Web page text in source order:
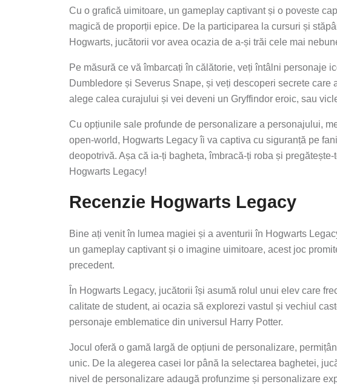
Cu o grafică uimitoare, un gameplay captivant și o poveste
magică de proporții epice. De la participarea la cursuri și
Hogwarts, jucătorii vor avea ocazia de a-și trăi cele mai
Pe măsură ce vă îmbarcați în călătorie, veți întâlni personaje
Dumbledore și Severus Snape, și veți descoperi secrete
alege calea curajului și vei deveni un Gryffindor eroic, sau
Cu opțiunile sale profunde de personalizare a personajului,
open-world, Hogwarts Legacy îi va captiva cu siguranță pe
deopotrivă. Așa că ia-ți bagheta, îmbracă-ți roba și
Hogwarts Legacy!
Recenzie Hogwarts Legacy
Bine ați venit în lumea magiei și a aventurii în Hogwarts
un gameplay captivant și o imagine uimitoare, acest joc
precedent.
În Hogwarts Legacy, jucătorii își asumă rolul unui elev care
calitate de student, ai ocazia să explorezi vastul și vechiul
personaje emblematice din universul Harry Potter.
Jocul oferă o gamă largă de opțiuni de personalizare,
unic. De la alegerea casei lor până la selectarea baghetei,
nivel de personalizare adaugă profunzime și personalizare